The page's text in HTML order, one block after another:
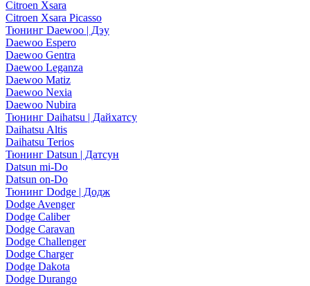
Citroen Xsara
Citroen Xsara Picasso
Тюнинг Daewoo | Дэу
Daewoo Espero
Daewoo Gentra
Daewoo Leganza
Daewoo Matiz
Daewoo Nexia
Daewoo Nubira
Тюнинг Daihatsu | Дайхатсу
Daihatsu Altis
Daihatsu Terios
Тюнинг Datsun | Датсун
Datsun mi-Do
Datsun on-Do
Тюнинг Dodge | Додж
Dodge Avenger
Dodge Caliber
Dodge Caravan
Dodge Challenger
Dodge Charger
Dodge Dakota
Dodge Durango